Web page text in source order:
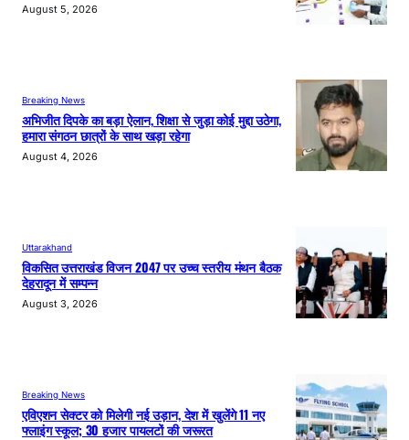
August 5, 2026
Breaking News
अभिजीत दिपके का बड़ा ऐलान, शिक्षा से जुड़ा कोई मुद्दा उठेगा,
हमारा संगठन छात्रों के साथ खड़ा रहेगा
August 4, 2026
Uttarakhand
विकसित उत्तराखंड विजन 2047 पर उच्च स्तरीय मंथन बैठक
देहरादून में सम्पन्न
August 3, 2026
Breaking News
एविएशन सेक्टर को मिलेगी नई उड़ान, देश में खुलेंगे 11 नए
फ्लाइंग स्कूल; 30 हजार पायलटों की जरूरत